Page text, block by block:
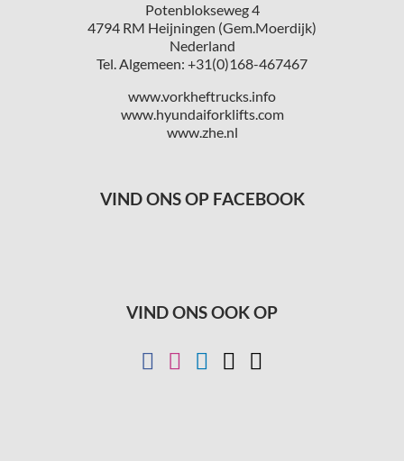
Potenblokseweg 4
4794 RM Heijningen (Gem.Moerdijk)
Nederland
Tel. Algemeen: +31(0)168-467467
www.vorkheftrucks.info
www.hyundaiforklifts.com
www.zhe.nl
VIND ONS OP FACEBOOK
VIND ONS OOK OP